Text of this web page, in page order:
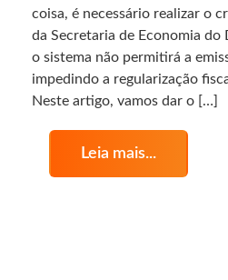
coisa, é necessário realizar o
da Secretaria de Economia do
o sistema não permitirá a
impedindo a regularização
Neste artigo, vamos dar o […]
Leia mais...